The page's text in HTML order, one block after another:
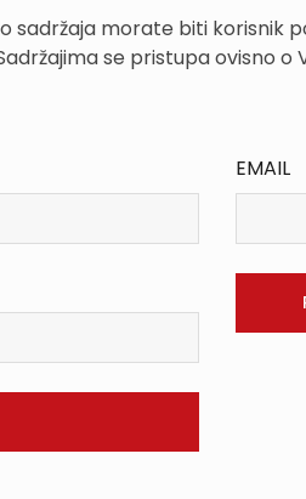
sadržaja morate biti korisnik
se pristupa ovisno o
EMAIL